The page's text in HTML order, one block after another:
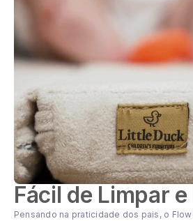
Fácil de Limpar
Pensando na praticidade dos pais, o